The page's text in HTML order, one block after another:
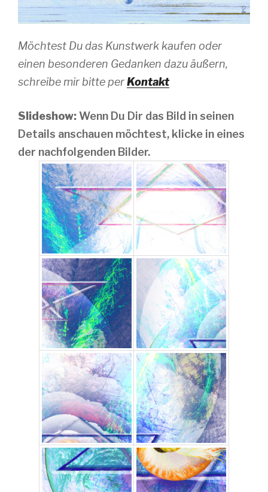
Möchtest Du das Kunstwerk kaufen oder
einen besonderen Gedanken dazu äußern,
schreibe mir bitte perKontakt
Slideshow:Wenn Du Dir das Bild in seinen
Details anschauen möchtest, klicke in eines
der nachfolgenden Bilder.